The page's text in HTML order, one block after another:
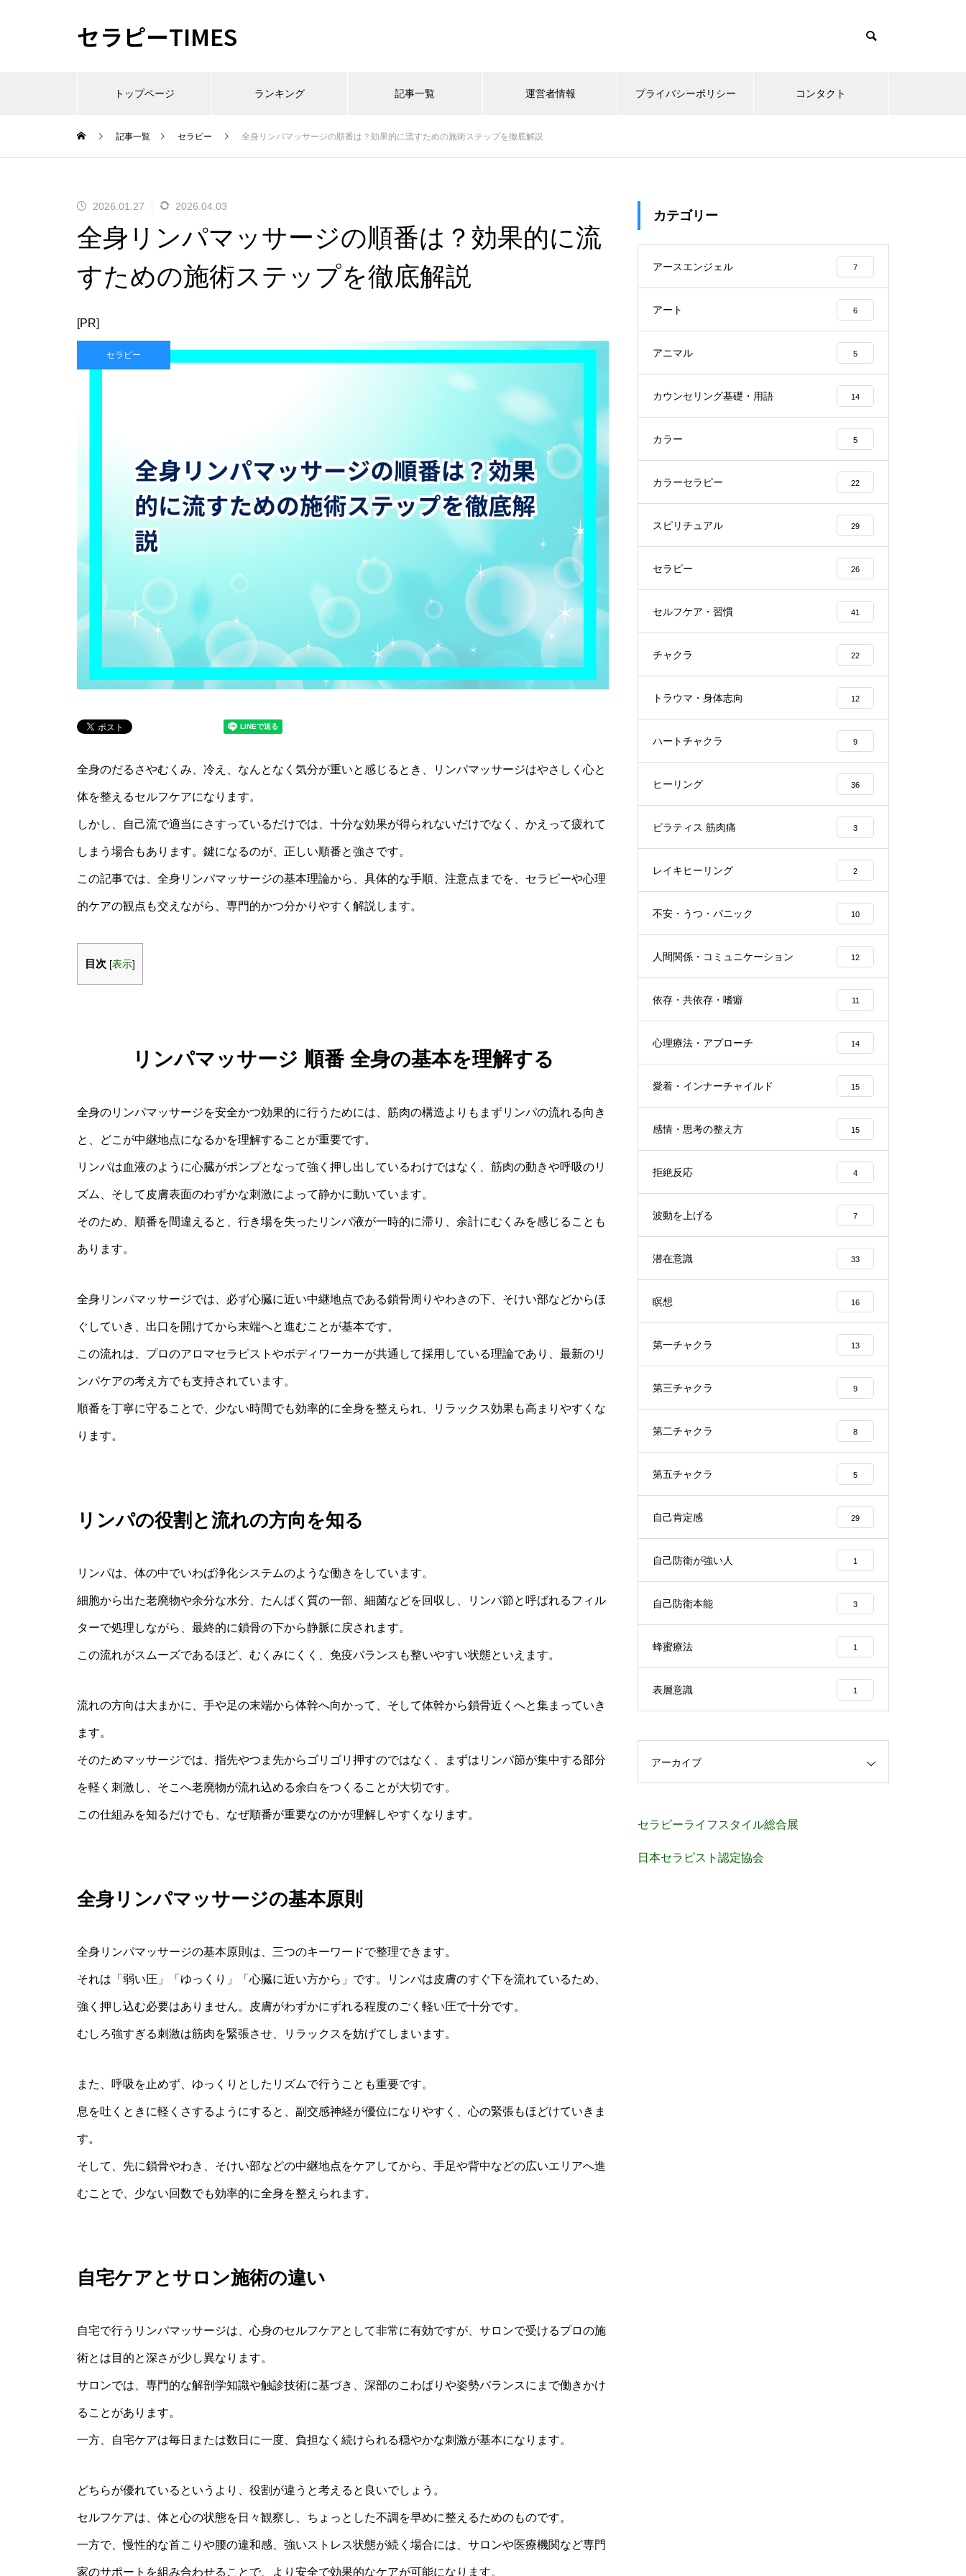
セラピーTIMES
トップページ ランキング 記事一覧 運営者情報 プライバシーポリシー コンタクト
記事一覧 セラピー 全身リンパマッサージの順番は？効果的に流すための施術ステップを徹底解説
2026.01.27 2026.04.03
全身リンパマッサージの順番は？効果的に流
すための施術ステップを徹底解説
[PR]
セラピー
全身のだるさやむくみ、冷え、なんとなく気分が重いと感じるとき、リンパマッサージはやさしく心と
体を整えるセルフケアになります。
しかし、自己流で適当にさすっているだけでは、十分な効果が得られないだけでなく、かえって疲れて
しまう場合もあります。鍵になるのが、正しい順番と強さです。
この記事では、全身リンパマッサージの基本理論から、具体的な手順、注意点までを、セラピーや心理
的ケアの観点も交えながら、専門的かつ分かりやすく解説します。
目次 [表示]
リンパマッサージ 順番 全身の基本を理解する
全身のリンパマッサージを安全かつ効果的に行うためには、筋肉の構造よりもまずリンパの流れる向き
と、どこが中継地点になるかを理解することが重要です。
リンパは血液のように心臓がポンプとなって強く押し出しているわけではなく、筋肉の動きや呼吸のリ
ズム、そして皮膚表面のわずかな刺激によって静かに動いています。
そのため、順番を間違えると、行き場を失ったリンパ液が一時的に滞り、余計にむくみを感じることも
あります。
全身リンパマッサージでは、必ず心臓に近い中継地点である鎖骨周りやわきの下、そけい部などからほ
ぐしていき、出口を開けてから末端へと進むことが基本です。
この流れは、プロのアロマセラピストやボディワーカーが共通して採用している理論であり、最新のリ
ンパケアの考え方でも支持されています。
順番を丁寧に守ることで、少ない時間でも効率的に全身を整えられ、リラックス効果も高まりやすくな
ります。
リンパの役割と流れの方向を知る
リンパは、体の中でいわば浄化システムのような働きをしています。
細胞から出た老廃物や余分な水分、たんぱく質の一部、細菌などを回収し、リンパ節と呼ばれるフィル
ターで処理しながら、最終的に鎖骨の下から静脈に戻されます。
この流れがスムーズであるほど、むくみにくく、免疫バランスも整いやすい状態といえます。
流れの方向は大まかに、手や足の末端から体幹へ向かって、そして体幹から鎖骨近くへと集まっていき
ます。
そのためマッサージでは、指先やつま先からゴリゴリ押すのではなく、まずはリンパ節が集中する部分
を軽く刺激し、そこへ老廃物が流れ込める余白をつくることが大切です。
この仕組みを知るだけでも、なぜ順番が重要なのかが理解しやすくなります。
全身リンパマッサージの基本原則
全身リンパマッサージの基本原則は、三つのキーワードで整理できます。
それは「弱い圧」「ゆっくり」「心臓に近い方から」です。リンパは皮膚のすぐ下を流れているため、
強く押し込む必要はありません。皮膚がわずかにずれる程度のごく軽い圧で十分です。
むしろ強すぎる刺激は筋肉を緊張させ、リラックスを妨げてしまいます。
また、呼吸を止めず、ゆっくりとしたリズムで行うことも重要です。
息を吐くときに軽くさするようにすると、副交感神経が優位になりやすく、心の緊張もほどけていきま
す。
そして、先に鎖骨やわき、そけい部などの中継地点をケアしてから、手足や背中などの広いエリアへ進
むことで、少ない回数でも効率的に全身を整えられます。
自宅ケアとサロン施術の違い
自宅で行うリンパマッサージは、心身のセルフケアとして非常に有効ですが、サロンで受けるプロの施
術とは目的と深さが少し異なります。
サロンでは、専門的な解剖学知識や触診技術に基づき、深部のこわばりや姿勢バランスにまで働きかけ
ることがあります。
一方、自宅ケアは毎日または数日に一度、負担なく続けられる穏やかな刺激が基本になります。
どちらが優れているというより、役割が違うと考えると良いでしょう。
セルフケアは、体と心の状態を日々観察し、ちょっとした不調を早めに整えるためのものです。
一方で、慢性的な首こりや腰の違和感、強いストレス状態が続く場合には、サロンや医療機関など専門
家のサポートを組み合わせることで、より安全で効果的なケアが可能になります。
カテゴリー
アースエンジェル 7
アート 6
アニマル 5
カウンセリング基礎・用語 14
カラー 5
カラーセラピー 22
スピリチュアル 29
セラピー 26
セルフケア・習慣 41
チャクラ 22
トラウマ・身体志向 12
ハートチャクラ 9
ヒーリング 36
ピラティス 筋肉痛 3
レイキヒーリング 2
不安・うつ・パニック 10
人間関係・コミュニケーション 12
依存・共依存・嗜癖 11
心理療法・アプローチ 14
愛着・インナーチャイルド 15
感情・思考の整え方 15
拒絶反応 4
波動を上げる 7
潜在意識 33
瞑想 16
第一チャクラ 13
第三チャクラ 9
第二チャクラ 8
第五チャクラ 5
自己肯定感 29
自己防衛が強い人 1
自己防衛本能 3
蜂蜜療法 1
表層意識 1
アーカイブ
セラピーライフスタイル総合展
日本セラピスト認定協会